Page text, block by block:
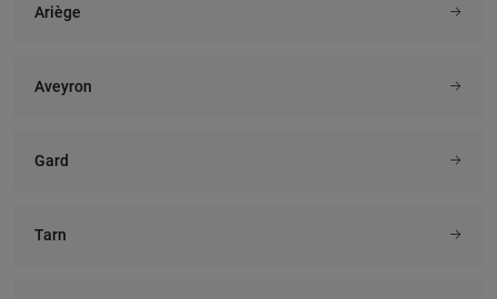
Ariège
Aveyron
Gard
Tarn